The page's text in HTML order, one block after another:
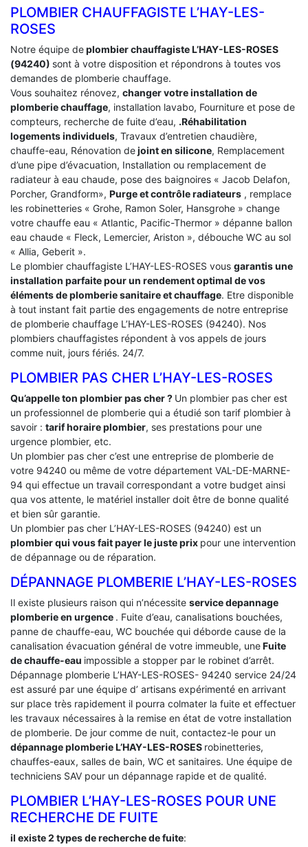
PLOMBIER CHAUFFAGISTE L’HAY-LES-
ROSES
Notre équipe deplombier chauffagiste L’HAY-LES-ROSES
(94240) sont à votre disposition et répondrons à toutes vos
demandes de plomberie chauffage.
Vous souhaitez rénovez, changer votre installation de
plomberie chauffage, installation lavabo, Fourniture et pose de
compteurs, recherche de fuite d’eau, .Réhabilitation
logements individuels, Travaux d’entretien chaudière,
chauffe-eau, Rénovation dejoint en silicone, Remplacement
d’une pipe d’évacuation, Installation ou remplacement de
radiateur à eau chaude, pose des baignoires « Jacob Delafon,
Porcher, Grandform», Purge et contrôle radiateurs , remplace
les robinetteries « Grohe, Ramon Soler, Hansgrohe » change
votre chauffe eau « Atlantic, Pacific-Thermor » dépanne ballon
eau chaude « Fleck, Lemercier, Ariston », débouche WC au sol
« Allia, Geberit ».
Le plombier chauffagiste L’HAY-LES-ROSES vous garantis une
installation parfaite pour un rendement optimal de vos
éléments de plomberie sanitaire et chauffage. Etre disponible
à tout instant fait partie des engagements de notre entreprise
de plomberie chauffage L’HAY-LES-ROSES (94240). Nos
plombiers chauffagistes répondent à vos appels de jours
comme nuit, jours fériés. 24/7.
PLOMBIER PAS CHER L’HAY-LES-ROSES
Qu’appelle ton plombier pas cher ? Un plombier pas cher est
un professionnel de plomberie qui a étudié son tarif plombier à
savoir : tarif horaire plombier, ses prestations pour une
urgence plombier, etc.
Un plombier pas cher c’est une entreprise de plomberie de
votre 94240 ou même de votre département VAL-DE-MARNE-
94 qui effectue un travail correspondant a votre budget ainsi
qua vos attente, le matériel installer doit être de bonne qualité
et bien sûr garantie.
Un plombier pas cher L’HAY-LES-ROSES (94240) est un
plombier qui vous fait payer le juste prix pour une intervention
de dépannage ou de réparation.
DÉPANNAGE PLOMBERIE L’HAY-LES-ROSES
Il existe plusieurs raison qui n’nécessite service depannage
plomberie en urgence . Fuite d’eau, canalisations bouchées,
panne de chauffe-eau, WC bouchée qui déborde cause de la
canalisation évacuation général de votre immeuble, uneFuite
de chauffe-eau impossible a stopper par le robinet d’arrêt.
Dépannage plomberie L’HAY-LES-ROSES- 94240 service 24/24
est assuré par une équipe d’ artisans expérimenté en arrivant
sur place très rapidement il pourra colmater la fuite et effectuer
les travaux nécessaires à la remise en état de votre installation
de plomberie. De jour comme de nuit, contactez-le pour un
dépannage plomberie L’HAY-LES-ROSES robinetteries,
chauffes-eaux, salles de bain, WC et sanitaires. Une équipe de
techniciens SAV pour un dépannage rapide et de qualité.
PLOMBIER L’HAY-LES-ROSES POUR UNE
RECHERCHE DE FUITE
il existe 2 types de recherche de fuite: